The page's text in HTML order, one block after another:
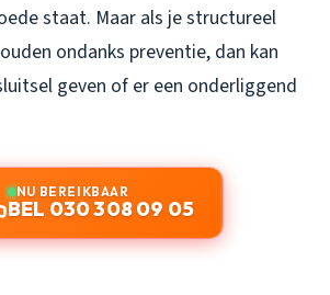
staat. Maar als je structureel
ondanks preventie, dan kan
geven of er een onderliggend
NU BEREIKBAAR
BEL 030 308 09 05